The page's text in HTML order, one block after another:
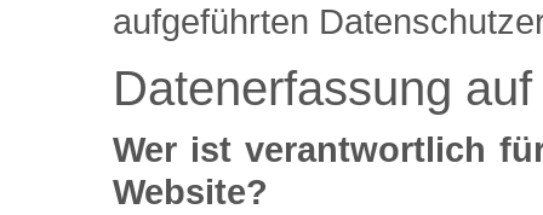
aufgeführten
Datenerfassung
Wer ist verantwortlich
Website?